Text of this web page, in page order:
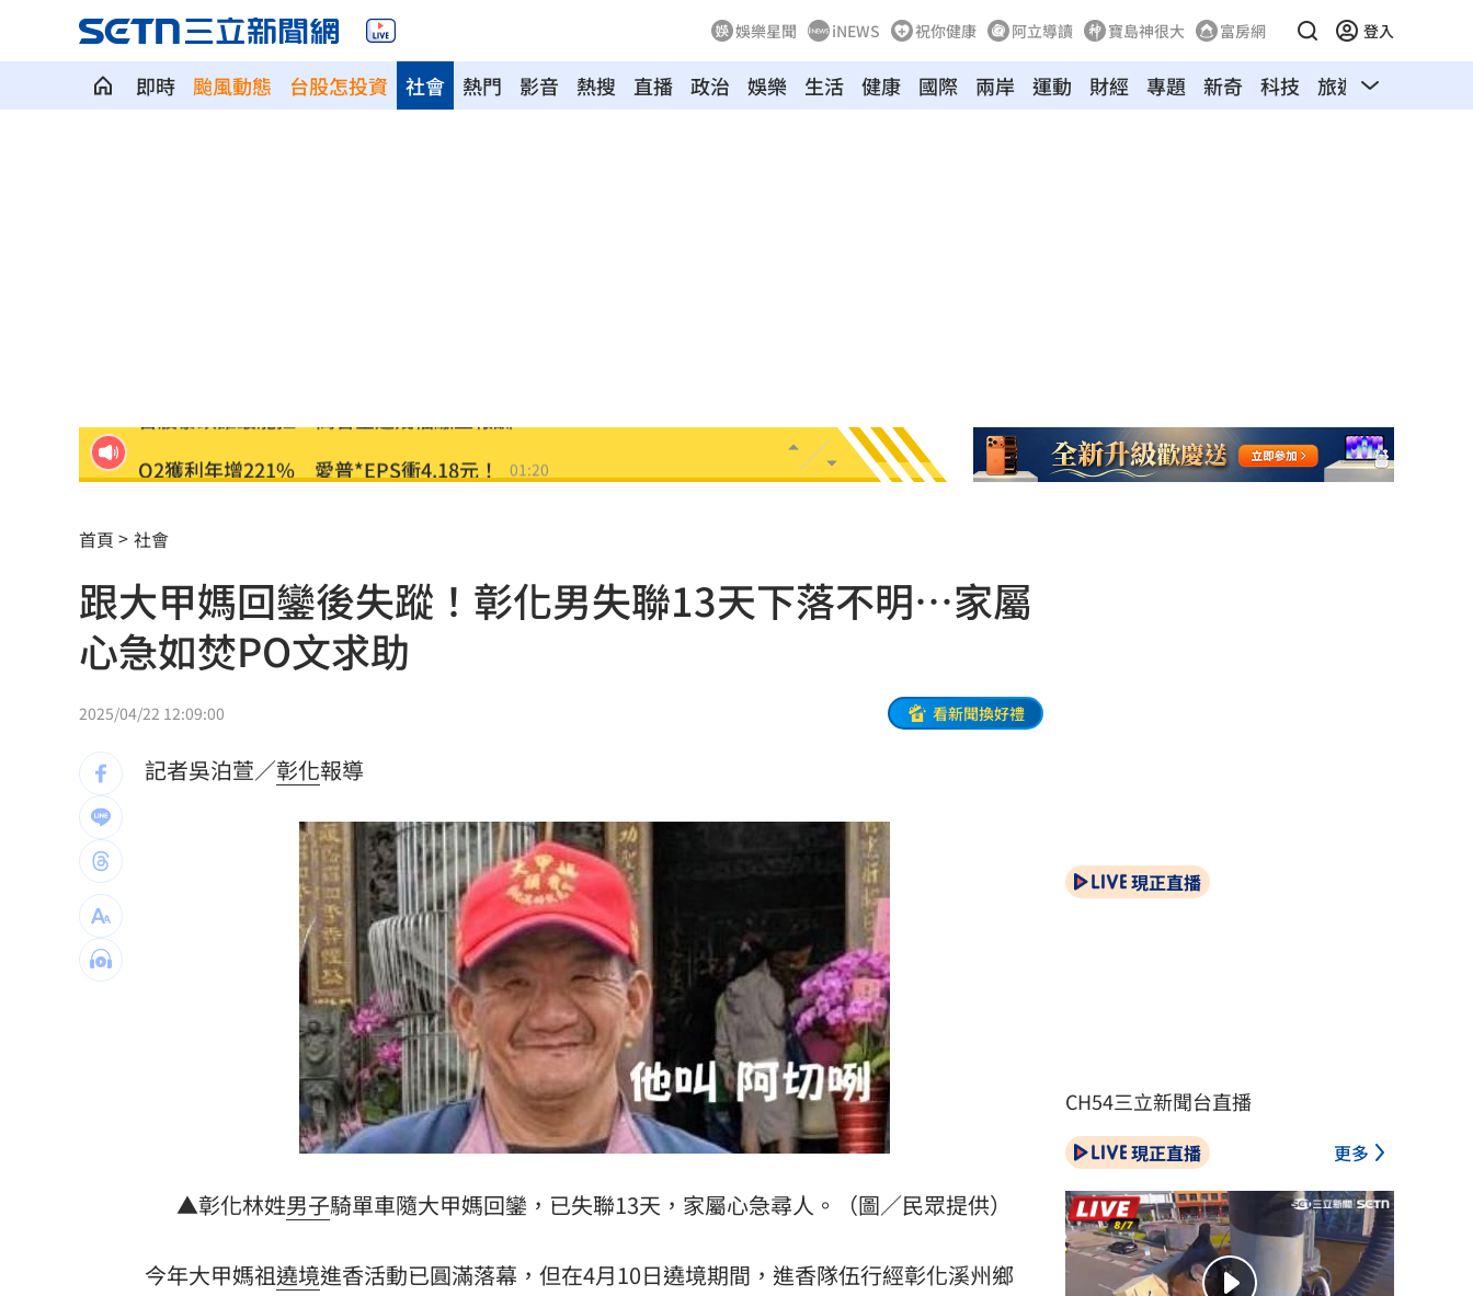
娛樂星聞 iNEWS 祝你健康 阿立導讀 寶島神很大 富房網 登入
即時 颱風動態 台股怎投資 熱門 影音 熱搜 直播 政治
社會 娛樂 生活 健康 國際 兩岸 運動 財經 專題 新奇 科技 旅遊 汽車
定投10年翻逾5倍 這檔吸引存股族卡位！
新／四指齊揚！台指期飆破500點 00:48
慈濟遭詐10.6億元！全款拿回解方曝
稱龍蝦咬完就吐 爆李世宗要信徒喝精油
樂天女孩淚揭往事 愛意表達障礙遭重擊
獨／海外遊學增強外語 台人夯英、美、加 00:31
長尾獼猴失控狂襲居民！官方追查異常原因 00:26
伊波拉失控！專家憂病毒恐已突變 00:23
飲料空盒找嘸地方丟 騎車咬著遭攔查槓警 00:23
63歲章小蕙吐露心聲：後悔當年嫁給鍾鎮濤 00:22
白海豚颱風擺盪逼近！雨到「這時」才趨緩 00:19
最遺憾童年記憶空白 禹菡：當年真不懂事 00:12
台灣彩券開獎直播中 20:31
LIVE三立+24小時直播
首頁 社會
跟大甲媽回鑾後失蹤！彰化男失聯13天下落不明…家屬
心急如焚PO文求助
2025/04/22 12:09:00 看新聞換好禮
記者吳泊萱／彰化報導
▲彰化林姓男子騎單車隨大甲媽回鑾，已失聯13天，家屬心急尋人。（圖／民眾提供）
今年大甲媽祖遶境進香活動已圓滿落幕，但在4月10日遶境期間，進香隊伍行經彰化溪州鄉
現正直播
CH54三立新聞台直播
現正直播 更多